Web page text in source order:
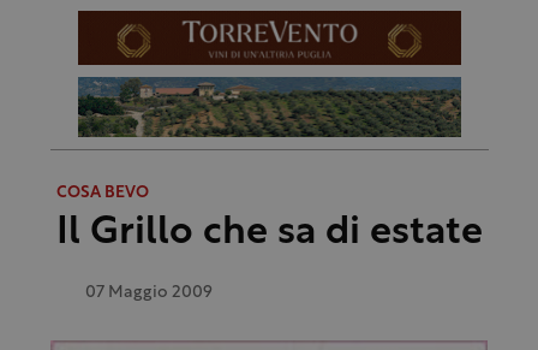
COSA BEVO
Il Grillo che sa di estate
07 Maggio 2009